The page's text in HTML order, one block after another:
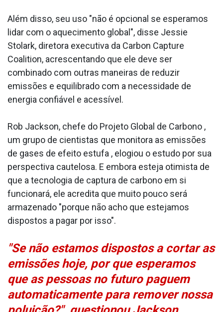
Além disso, seu uso "não é opcional se esperamos
lidar com o aquecimento global", disse Jessie
Stolark, diretora executiva da Carbon Capture
Coalition, acrescentando que ele deve ser
combinado com outras maneiras de reduzir
emissões e equilibrado com a necessidade de
energia confiável e acessível.
Rob Jackson, chefe do Projeto Global de Carbono ,
um grupo de cientistas que monitora as emissões
de gases de efeito estufa , elogiou o estudo por sua
perspectiva cautelosa. E embora esteja otimista de
que a tecnologia de captura de carbono em si
funcionará, ele acredita que muito pouco será
armazenado "porque não acho que estejamos
dispostos a pagar por isso".
"Se não estamos dispostos a cortar as
emissões hoje, por que esperamos
que as pessoas no futuro paguem
automaticamente para remover nossa